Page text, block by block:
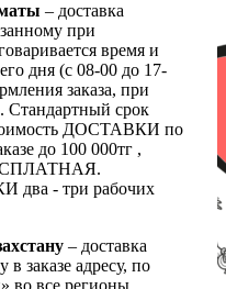
– доставка
при
время и
дня (с 08-00 до 17-
заказа, при
Стандартный срок
ДОСТАВКИ по
до 100 000тг ,
два - три рабочих
– доставка
в заказе адресу, по